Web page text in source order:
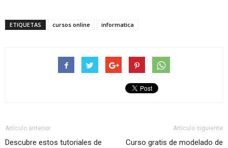
ETIQUETAS cursos online informatica
Artículo anterior
Descubre estos tutoriales de
Artículo siguiente
Curso gratis de modelado de